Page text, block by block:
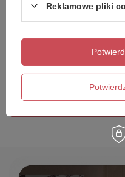
Reklamowe pliki